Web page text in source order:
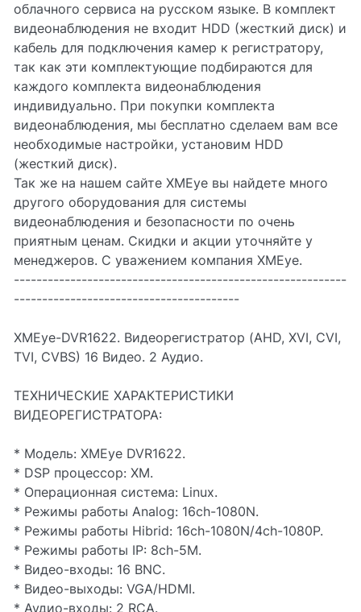
облачного сервиса на русском языке. В комплект
видеонаблюдения не входит HDD (жесткий диск) и
кабель для подключения камер к регистратору,
так как эти комплектующие подбираются для
каждого комплекта видеонаблюдения
индивидуально. При покупки комплекта
видеонаблюдения, мы бесплатно сделаем вам все
необходимые настройки, установим HDD
(жесткий диск).
Так же на нашем сайте XMEye вы найдете много
другого оборудования для системы
видеонаблюдения и безопасности по очень
приятным ценам. Скидки и акции уточняйте у
менеджеров. С уважением компания XMEye.
-----------------------------------------------------------
----------------------------------------
XMEye-DVR1622. Видеорегистратор (AHD, XVI, CVI,
TVI, CVBS) 16 Видео. 2 Аудио.
ТЕХНИЧЕСКИЕ ХАРАКТЕРИСТИКИ
ВИДЕОРЕГИСТРАТОРА:
* Модель: XMEye DVR1622.
* DSP процессор: XM.
* Операционная система: Linux.
* Режимы работы Analog: 16ch-1080N.
* Режимы работы Hibrid: 16ch-1080N/4ch-1080P.
* Режимы работы IP: 8ch-5M.
* Видео-входы: 16 BNC.
* Видео-выходы: VGA/HDMI.
* Аудио-входы: 2 RCA.